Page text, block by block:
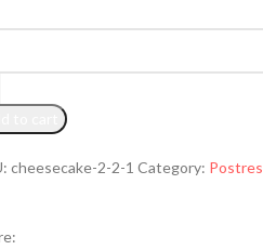
cheesecake-2-2-1 Category: Postres